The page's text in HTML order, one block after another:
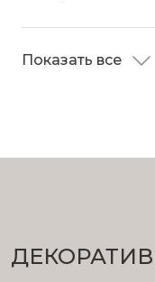
Показать все